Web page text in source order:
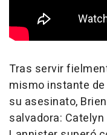
Tras servir
mismo instante
su asesinato,
salvadora: